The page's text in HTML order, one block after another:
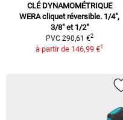
CLÉ DYNAMOMÉTRIQUE
WERA cliquet réversible. 1/4",
3/8" et 1/2"
PVC 290,61 €2
à partir de 146,99 €1